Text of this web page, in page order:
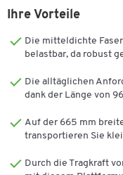
2 Lenk-/2
Lenkrollen mit
Ihre Vorteile
Die mitteldichte
belastbar, da robust
Die alltäglichen
dank der Länge von
Auf der 665 mm
transportieren Sie
Durch die Tragkraft